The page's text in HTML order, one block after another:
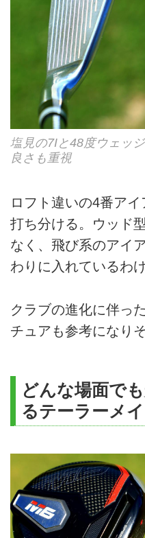
塩見の7Iと48度ウェッ
良さも重視
ロフト違いの4番ア
打ち分ける。ウッド
なく、飛び系のアイ
わりに入れているわけ
クラブの進化に伴っ
チュアも参考になりそ
どんな場面で
るテーラーメイ